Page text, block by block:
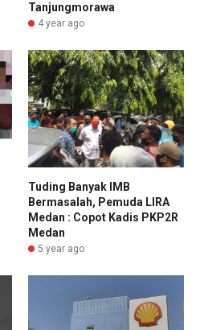
Tanjungmorawa
4 year ago
Tuding Banyak IMB
Bermasalah, Pemuda LIRA
Medan : Copot Kadis PKP2R
Medan
5 year ago